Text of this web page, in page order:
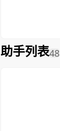
助手列表48